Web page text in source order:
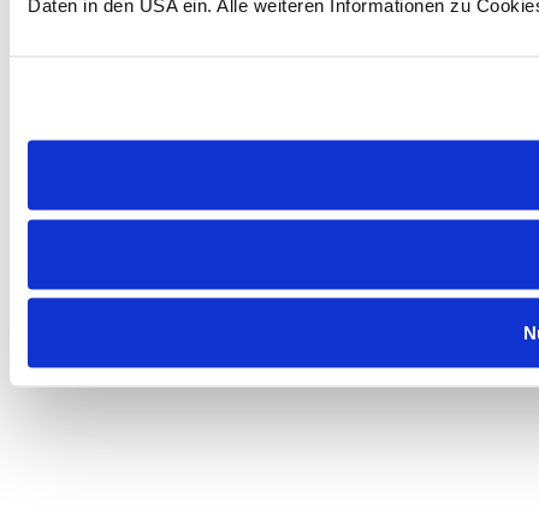
Daten in den USA ein. Alle weiteren Informationen zu